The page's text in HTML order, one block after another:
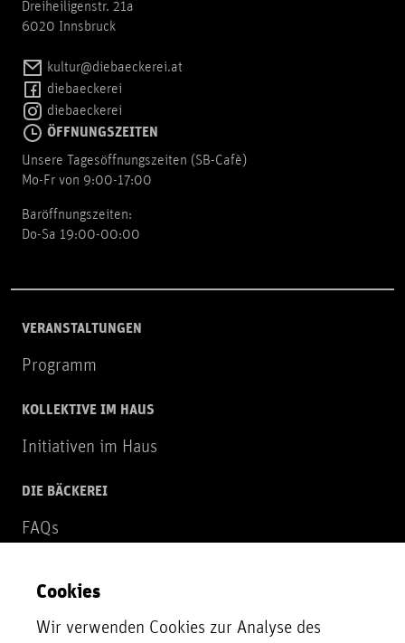
Dreiheiligenstr. 21a
6020 Innsbruck
kultur@diebaeckerei.at
diebaeckerei
diebaeckerei
ÖFFNUNGSZEITEN
Unsere Tagesöffnungszeiten (SB-Cafè)
Mo-Fr von 9:00-17:00
Baröffnungszeiten:
Do-Sa 19:00-00:00
VERANSTALTUNGEN
Programm
KOLLEKTIVE IM HAUS
Initiativen im Haus
DIE BÄCKEREI
FAQs
NEWSLETTER
Zur Newsletter Anmeldung
Cookies
Wir verwenden Cookies zur Analyse des